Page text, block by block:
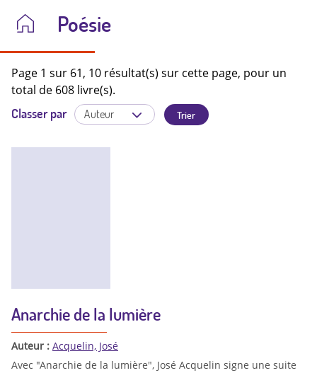
Poésie
Page 1 sur 61, 10 résultat(s) sur cette page, pour un
total de 608 livre(s).
Classer par
Anarchie de la lumière
Auteur : Acquelin, José
Avec "Anarchie de la lumière", José Acquelin signe une suite